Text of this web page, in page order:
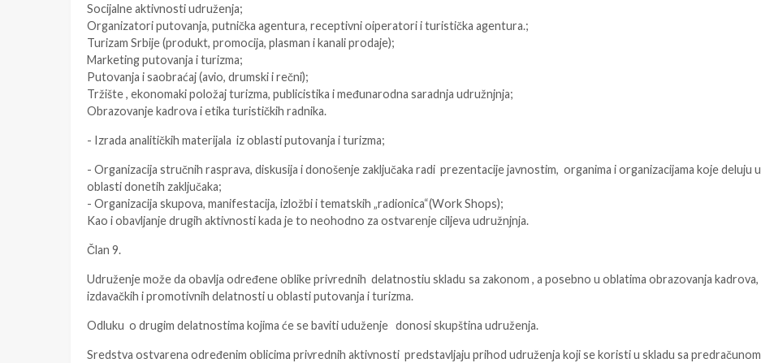
Socijalne aktivnosti udruženja;
Organizatori putovanja, putnička agentura, receptivni oiperatori i turistička agentura.;
Turizam Srbije (produkt, promocija, plasman i kanali prodaje);
Marketing putovanja i turizma;
Putovanja i saobraćaj (avio, drumski i rečni);
Tržište , ekonomaki položaj turizma, publicistika i međunarodna saradnja udružnjnja;
Obrazovanje kadrova i etika turističkih radnika.
- Izrada analitičkih materijala iz oblasti putovanja i turizma;
- Organizacija stručnih rasprava, diskusija i donošenje zaključaka radi prezentacije javnostim, organima i organizacijama koje deluju u
oblasti donetih zaključaka;
- Organizacija skupova, manifestacija, izložbi i tematskih „radionica“(Work Shops);
Kao i obavljanje drugih aktivnosti kada je to neohodno za ostvarenje ciljeva udružnjnja.
Član 9.
Udruženje može da obavlja određene oblike privrednih delatnostiu skladu sa zakonom , a posebno u oblatima obrazovanja kadrova,
izdavačkih i promotivnih delatnosti u oblasti putovanja i turizma.
Odluku o drugim delatnostima kojima će se baviti uduženje donosi skupština udruženja.
Sredstva ostvarena određenim oblicima privrednih aktivnosti predstavljaju prihod udruženja koji se koristi u skladu sa predračunom